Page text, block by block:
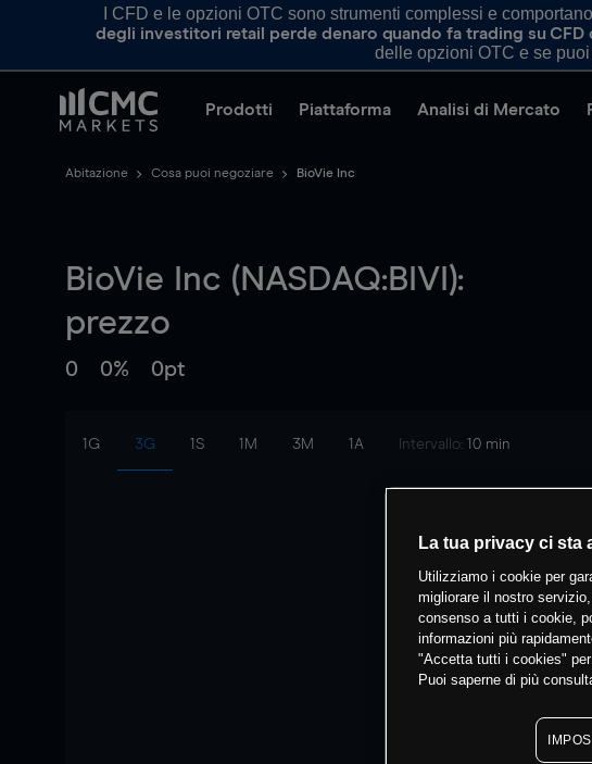
I CFD e le opzioni OTC sono strumenti complessi e
degli investitori retail perde denaro quando fa trading su
delle opzioni OTC e se
Prodotti Piattaforma Analisi di Mercato
Abitazione Cosa puoi negoziare BioVie Inc
BioVie Inc (NASDAQ:BIVI):
prezzo
0 0% 0pt
1G 3G 1S 1M 3M 1A Intervallo: 10 min
La tua privacy ci sta
Utilizziamo i cookie per
migliorare il nostro
consenso a tutti i cookie,
informazioni più
"Accetta tutti i cookies"
Puoi saperne di più